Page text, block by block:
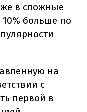
в сложные
10% больше по
на
с
первой в